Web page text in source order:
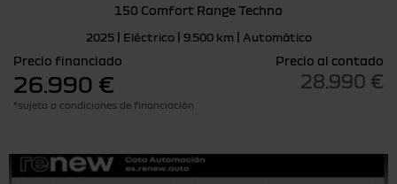
150 Comfort Range Techno
2025 | Eléctrico | 9.500 km | Automático
Precio financiado
26.990 €
*sujeto a condiciones de financiación
Precio al contado
28.990 €